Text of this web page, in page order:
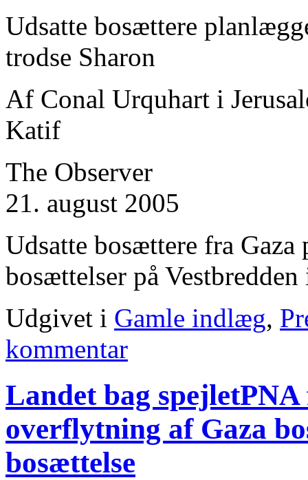
Udsatte bosættere
trodse Sharon
Af Conal Urquhart i
Katif
The Observer
21. august 2005
Udsatte bosættere fra
bosættelser på
Udgivet i Gamle indlæg,
kommentar
Landet bag
overflytning af Gaza
bosættelse